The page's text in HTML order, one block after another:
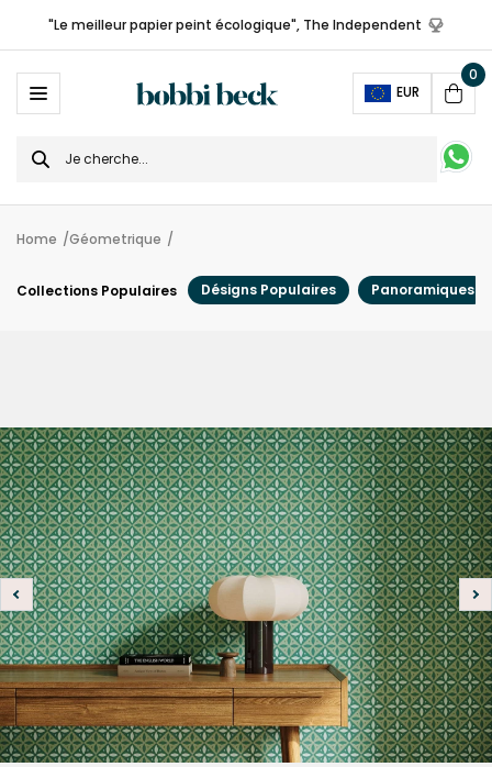
"Le meilleur papier peint écologique", The Independent
EUR
Cart
0
Search
for
Home Géometrique
Collections Populaires Désigns Populaires Panoramiques